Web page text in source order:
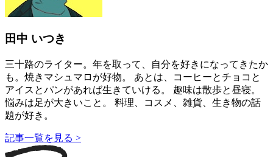
田中 いつき
三十路のライター。年を取って、自分を好きになってきたか
も。焼きマシュマロが好物。 あとは、コーヒーとチョコと
アイスとパンがあれば生きていける。 趣味は散歩と昼寝。
悩みは足が大きいこと。 料理、コスメ、雑貨、生き物の話
題が好き。
記事一覧を見る >